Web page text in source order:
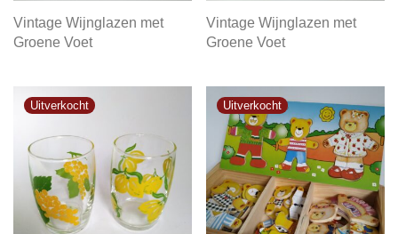
Vintage Wijnglazen met
Groene Voet
Vintage Wijnglazen met
Groene Voet